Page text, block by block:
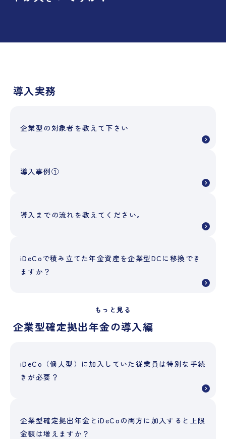
導入実務
企業型の対象者を教えて下さい
導入事例①
導入までの流れを教えてください。
iDeCoで積み立てた年金資産を企業型DCに移換でき
ますか？
もっと見る
企業型確定拠出年金の導入編
iDeCo（個人型）に加入していた従業員は特別な手続
きが必要？
企業型確定拠出年金とiDeCoの両方に加入すると上限
金額は増えますか？